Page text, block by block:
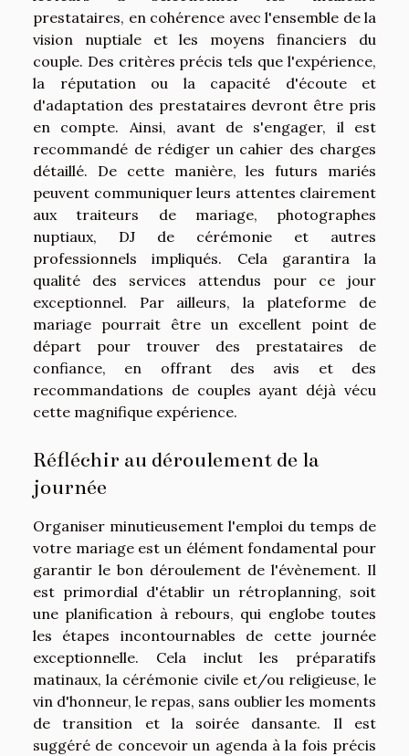
prestataires, en cohérence avec l'ensemble de la
vision nuptiale et les moyens financiers du
couple. Des critères précis tels que l'expérience,
la réputation ou la capacité d'écoute et
d'adaptation des prestataires devront être pris
en compte. Ainsi, avant de s'engager, il est
recommandé de rédiger un cahier des charges
détaillé. De cette manière, les futurs mariés
peuvent communiquer leurs attentes clairement
aux traiteurs de mariage, photographes
nuptiaux, DJ de cérémonie et autres
professionnels impliqués. Cela garantira la
qualité des services attendus pour ce jour
exceptionnel. Par ailleurs, la plateforme de
mariage pourrait être un excellent point de
départ pour trouver des prestataires de
confiance, en offrant des avis et des
recommandations de couples ayant déjà vécu
cette magnifique expérience.
Réfléchir au déroulement de la
journée
Organiser minutieusement l'emploi du temps de
votre mariage est un élément fondamental pour
garantir le bon déroulement de l'évènement. Il
est primordial d'établir un rétroplanning, soit
une planification à rebours, qui englobe toutes
les étapes incontournables de cette journée
exceptionnelle. Cela inclut les préparatifs
matinaux, la cérémonie civile et/ou religieuse, le
vin d'honneur, le repas, sans oublier les moments
de transition et la soirée dansante. Il est
suggéré de concevoir un agenda à la fois précis